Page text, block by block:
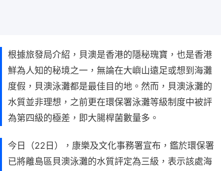
根據旅發局介紹，貝澳是香港的隱秘瑰寶，也是香港
鮮為人知的秘境之一，無論在大嶼山遠足或想到海灘
度假，貝澳泳灘都是最佳目的地。然而，貝澳泳灘的
水質並非理想，之前更在環保署泳灘等級制度中被評
為第四級的極差，即大腸桿菌數量多。
今日（22日），康樂及文化事務署宣布，鑑於環保署
已將離島區貝澳泳灘的水質評定為三級，表示該處海